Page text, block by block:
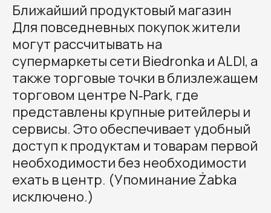
Ближайший продуктовый магазин
Для повседневных покупок жители
могут рассчитывать на
супермаркеты сети Biedronka и ALDI, а
также торговые точки в близлежащем
торговом центре N‑Park, где
представлены крупные ритейлеры и
сервисы. Это обеспечивает удобный
доступ к продуктам и товарам первой
необходимости без необходимости
ехать в центр. (Упоминание Żabka
исключено.)